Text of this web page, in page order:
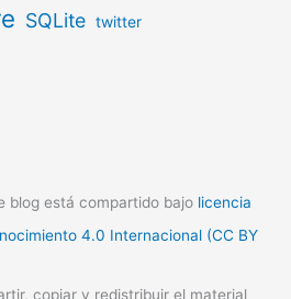
SQLite twitter
blog está compartido bajo licencia
4.0 Internacional (CC BY
copiar y redistribuir el material